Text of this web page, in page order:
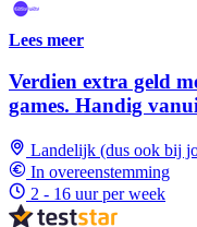
Lees meer
Verdien extra geld
games. Handig
Landelijk (dus ook bij
In overeenstemming
2 - 16 uur per week